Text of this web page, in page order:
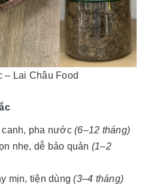
– Lai Châu Food
canh, pha nước (6–12 tháng)
nhẹ, dễ bảo quản (1–2
mịn, tiện dùng(3–4 tháng)